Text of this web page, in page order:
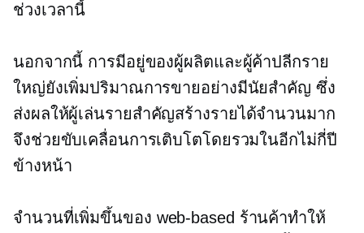
ช่วงเวลานี้
นอกจากนี้ การมีอยู่ของผู้ผลิตและผู้ค้าปลีกราย
ใหญ่ยังเพิ่มปริมาณการขายอย่างมีนัยสำคัญ ซึ่ง
ส่งผลให้ผู้เล่นรายสำคัญสร้างรายได้จำนวนมาก
จึงช่วยขับเคลื่อนการเติบโตโดยรวมในอีกไม่กี่ปี
ข้างหน้า
จำนวนที่เพิ่มขึ้นของ web-based ร้านค้าทำให้